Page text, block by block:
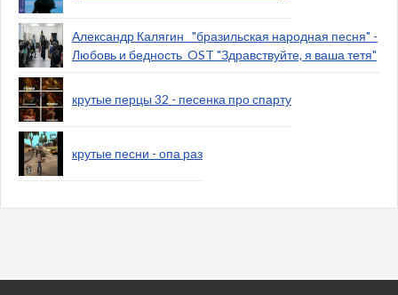
Александр Калягин_ "бразильская народная песня" -
Любовь и бедность_OST "Здравствуйте, я ваша тетя"
крутые перцы 32 - песенка про спарту
крутые песни - опа раз